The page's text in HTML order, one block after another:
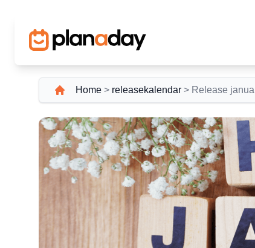
Home > releasekalendar > Release